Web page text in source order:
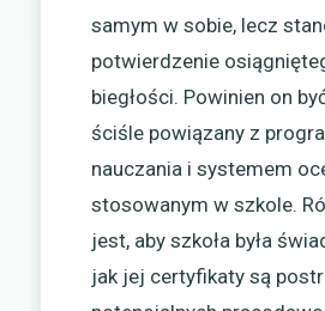
samym w sobie, lecz
potwierdzenie
biegłości. Powinien on
ściśle powiązany z
nauczania i systemem
stosowanym w szkole.
jest, aby szkoła była
jak jej certyfikaty są